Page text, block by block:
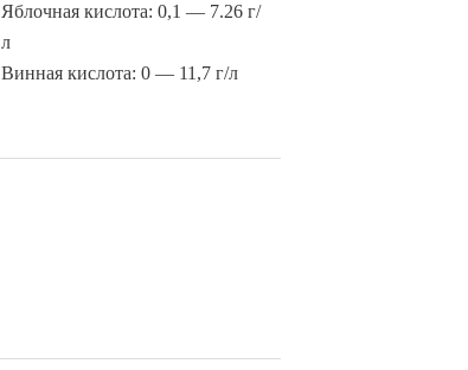
Яблочная кислота: 0,1 — 7.26 г/
л
Винная кислота: 0 — 11,7 г/л